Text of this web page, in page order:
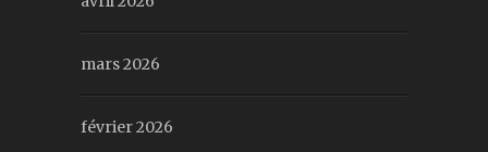
mars 2026
février 2026